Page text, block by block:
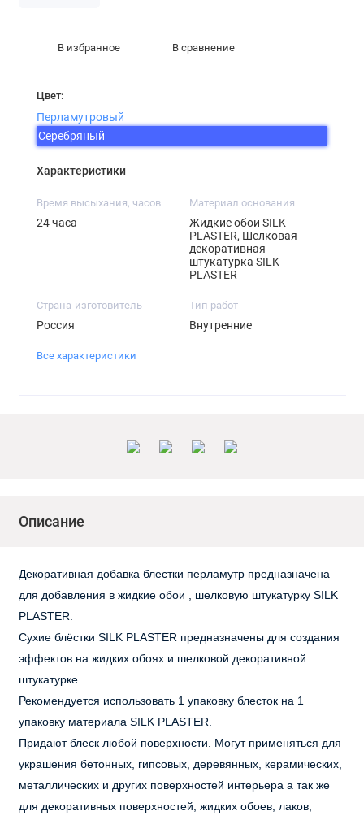
В избранное В сравнение
Цвет:
Перламутровый
Серебряный
Характеристики
Время высыхания, часов
24 часа
Материал основания
Жидкие обои SILK
PLASTER, Шелковая
декоративная
штукатурка SILK
PLASTER
Страна-изготовитель
Россия
Тип работ
Внутренние
Все характеристики
Описание
Декоративная добавка блестки перламутр предназначена
для добавления в жидкие обои , шелковую штукатурку SILK
PLASTER.
Сухие блёстки SILK PLASTER предназначены для создания
эффектов на жидких обоях и шелковой декоративной
штукатурке .
Рекомендуется использовать 1 упаковку блесток на 1
упаковку материала SILK PLASTER.
Придают блеск любой поверхности. Могут применяться для
украшения бетонных, гипсовых, деревянных, керамических,
металлических и других поверхностей интерьера а так же
для декоративных поверхностей, жидких обоев, лаков,